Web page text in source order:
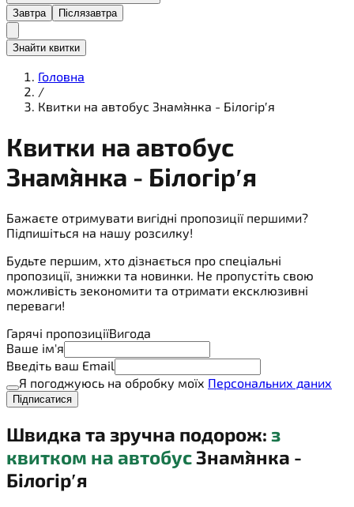
Завтра Післязавтра
Знайти квитки
Головна
/
Квитки на автобус Знам`янка - Білогірʹя
Квитки на автобус
Знам`янка - Білогірʹя
Бажаєте отримувати вигідні пропозиції першими?
Підпишіться на нашу розсилку!
Будьте першим, хто дізнається про спеціальні
пропозиції, знижки та новинки. Не пропустіть свою
можливість зекономити та отримати ексклюзивні
переваги!
Гарячі пропозиціїВигода
Ваше ім'я
Введіть ваш Email
Я погоджуюсь на обробку моїх Персональних даних
Підписатися
Швидка та зручна подорож: з
квитком на автобусЗнам`янка -
Білогірʹя